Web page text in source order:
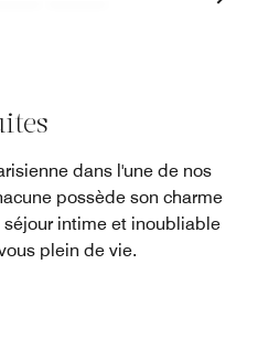
dans l'une de nos
possède son charme
intime et inoubliable
plein de vie.